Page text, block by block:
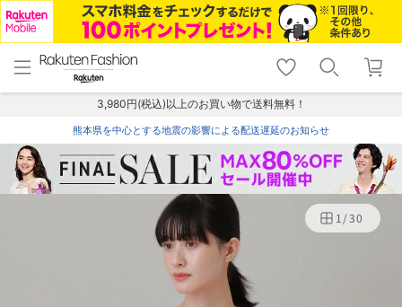
menu home
トップ
shopping_cart lock_outline
ログイン
3,980円(税込)以上のお買い物で送料無料！
熊本県を中心とする地震の影響による配送遅延のお知らせ
1/30